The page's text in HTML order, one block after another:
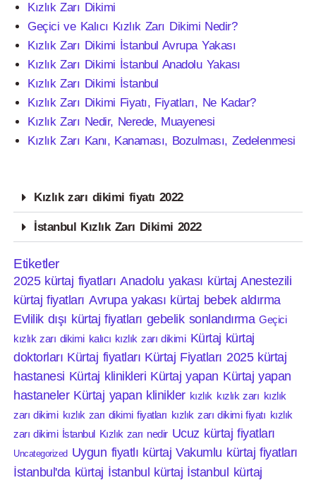
Kızlık Zarı Dikimi
Geçici ve Kalıcı Kızlık Zarı Dikimi Nedir?
Kızlık Zarı Dikimi İstanbul Avrupa Yakası
Kızlık Zarı Dikimi İstanbul Anadolu Yakası
Kızlık Zarı Dikimi İstanbul
Kızlık Zarı Dikimi Fiyatı, Fiyatları, Ne Kadar?
Kızlık Zarı Nedir, Nerede, Muayenesi
Kızlık Zarı Kanı, Kanaması, Bozulması, Zedelenmesi
Kızlık zarı dikimi fiyatı 2022
İstanbul Kızlık Zarı Dikimi 2022
Etiketler
2025 kürtaj fiyatları Anadolu yakası kürtaj Anestezili
kürtaj fiyatları Avrupa yakası kürtaj bebek aldırma
Evlilik dışı kürtaj fiyatları gebelik sonlandırma Geçici
kızlık zarı dikimi kalıcı kızlık zarı dikimi Kürtaj kürtaj
doktorları Kürtaj fiyatları Kürtaj Fiyatları 2025 kürtaj
hastanesi Kürtaj klinikleri Kürtaj yapan Kürtaj yapan
hastaneler Kürtaj yapan klinikler kızlık kızlık zarı kızlık
zarı dikimi kızlık zarı dikimi fiyatları kızlık zarı dikimi fiyatı kızlık
zarı dikimi İstanbul Kızlık zarı nedir Ucuz kürtaj fiyatları
Uncategorized Uygun fiyatlı kürtaj Vakumlu kürtaj fiyatları
İstanbul'da kürtaj İstanbul kürtaj İstanbul kürtaj